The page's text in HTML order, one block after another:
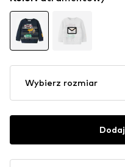
Wybierz rozmiar